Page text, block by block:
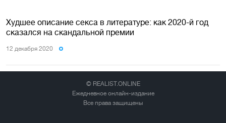
Худшее описание секса в литературе: как 2020-й год
сказался на скандальной премии
12 декабря 2020
© REALIST.ONLINE
Ежедневное онлайн-издание
Все права защищены